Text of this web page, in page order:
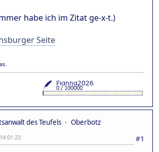
habe ich im Zitat ge-x-t.)
Seite
des Teufels
Oberbotz
#1